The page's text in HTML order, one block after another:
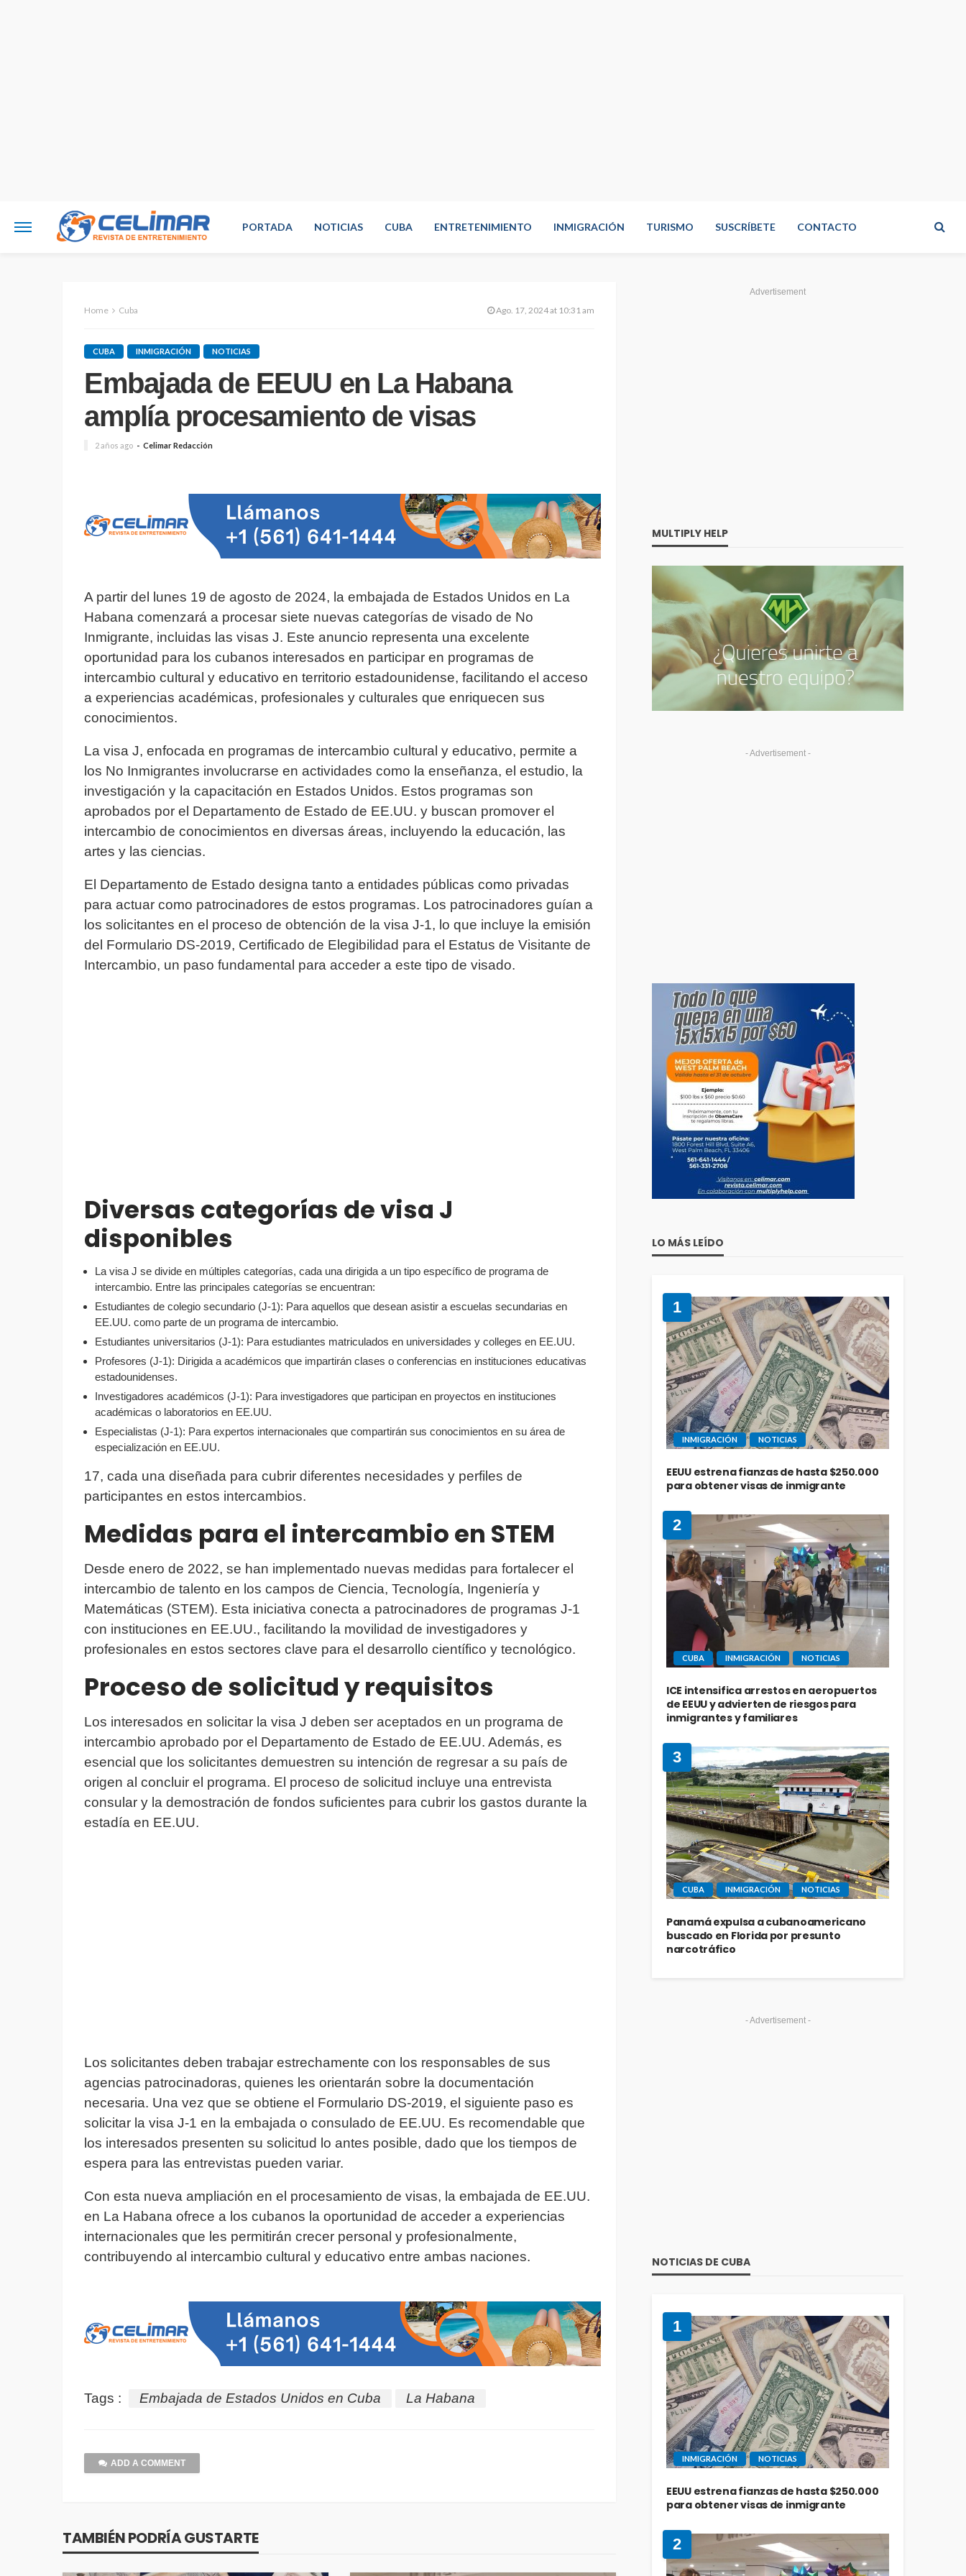
PORTADA NOTICIAS CUBA ENTRETENIMIENTO INMIGRACIÓN TURISMO SUSCRÍBETE CONTACTO
Home Cuba Ago. 17, 2024 at 10:31 am
CUBA INMIGRACIÓN NOTICIAS
Embajada de EEUU en La Habana
amplía procesamiento de visas
2 años ago Celimar Redacción
A partir del lunes 19 de agosto de 2024, la embajada de Estados Unidos en La
Habana comenzará a procesar siete nuevas categorías de visado de No
Inmigrante, incluidas las visas J. Este anuncio representa una excelente
oportunidad para los cubanos interesados en participar en programas de
intercambio cultural y educativo en territorio estadounidense, facilitando el acceso
a experiencias académicas, profesionales y culturales que enriquecen sus
conocimientos.
La visa J, enfocada en programas de intercambio cultural y educativo, permite a
los No Inmigrantes involucrarse en actividades como la enseñanza, el estudio, la
investigación y la capacitación en Estados Unidos. Estos programas son
aprobados por el Departamento de Estado de EE.UU. y buscan promover el
intercambio de conocimientos en diversas áreas, incluyendo la educación, las
artes y las ciencias.
El Departamento de Estado designa tanto a entidades públicas como privadas
para actuar como patrocinadores de estos programas. Los patrocinadores guían a
los solicitantes en el proceso de obtención de la visa J-1, lo que incluye la emisión
del Formulario DS-2019, Certificado de Elegibilidad para el Estatus de Visitante de
Intercambio, un paso fundamental para acceder a este tipo de visado.
Diversas categorías de visa J
disponibles
La visa J se divide en múltiples categorías, cada una dirigida a un tipo específico de programa de
intercambio. Entre las principales categorías se encuentran:
Estudiantes de colegio secundario (J-1): Para aquellos que desean asistir a escuelas secundarias en
EE.UU. como parte de un programa de intercambio.
Estudiantes universitarios (J-1): Para estudiantes matriculados en universidades y colleges en EE.UU.
Profesores (J-1): Dirigida a académicos que impartirán clases o conferencias en instituciones educativas
estadounidenses.
Investigadores académicos (J-1): Para investigadores que participan en proyectos en instituciones
académicas o laboratorios en EE.UU.
Especialistas (J-1): Para expertos internacionales que compartirán sus conocimientos en su área de
especialización en EE.UU.
17, cada una diseñada para cubrir diferentes necesidades y perfiles de
participantes en estos intercambios.
Medidas para el intercambio en STEM
Desde enero de 2022, se han implementado nuevas medidas para fortalecer el
intercambio de talento en los campos de Ciencia, Tecnología, Ingeniería y
Matemáticas (STEM). Esta iniciativa conecta a patrocinadores de programas J-1
con instituciones en EE.UU., facilitando la movilidad de investigadores y
profesionales en estos sectores clave para el desarrollo científico y tecnológico.
Proceso de solicitud y requisitos
Los interesados en solicitar la visa J deben ser aceptados en un programa de
intercambio aprobado por el Departamento de Estado de EE.UU. Además, es
esencial que los solicitantes demuestren su intención de regresar a su país de
origen al concluir el programa. El proceso de solicitud incluye una entrevista
consular y la demostración de fondos suficientes para cubrir los gastos durante la
estadía en EE.UU.
Los solicitantes deben trabajar estrechamente con los responsables de sus
agencias patrocinadoras, quienes les orientarán sobre la documentación
necesaria. Una vez que se obtiene el Formulario DS-2019, el siguiente paso es
solicitar la visa J-1 en la embajada o consulado de EE.UU. Es recomendable que
los interesados presenten su solicitud lo antes posible, dado que los tiempos de
espera para las entrevistas pueden variar.
Con esta nueva ampliación en el procesamiento de visas, la embajada de EE.UU.
en La Habana ofrece a los cubanos la oportunidad de acceder a experiencias
internacionales que les permitirán crecer personal y profesionalmente,
contribuyendo al intercambio cultural y educativo entre ambas naciones.
Tags : Embajada de Estados Unidos en Cuba La Habana
ADD A COMMENT
TAMBIÉN PODRÍA GUSTARTE
Advertisement
MULTIPLY HELP
- Advertisement -
LO MÁS LEÍDO
1
INMIGRACIÓN NOTICIAS
EEUU estrena fianzas de hasta $250.000
para obtener visas de inmigrante
2
CUBA INMIGRACIÓN NOTICIAS
ICE intensifica arrestos en aeropuertos
de EEUU y advierten de riesgos para
inmigrantes y familiares
3
CUBA INMIGRACIÓN NOTICIAS
Panamá expulsa a cubanoamericano
buscado en Florida por presunto
narcotráfico
- Advertisement -
NOTICIAS DE CUBA
1
INMIGRACIÓN NOTICIAS
EEUU estrena fianzas de hasta $250.000
para obtener visas de inmigrante
2